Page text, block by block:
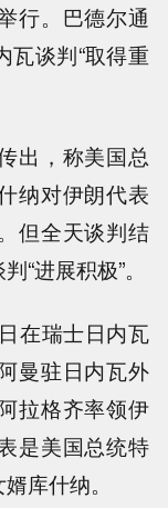
行。巴德尔通
瓦谈判“取得重
出，称美国总
纳对伊朗代表
但全天谈判结
“进展积极”。
在瑞士日内瓦
曼驻日内瓦外
拉格齐率领伊
是美国总统特
库什纳。